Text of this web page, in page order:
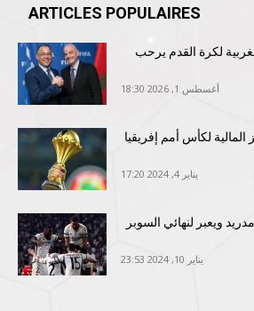
ARTICLES POPULAIRES
لكرة القدم يرحب
أغسطس 1, 2026 18:30
المالية لكأس أمم إفريقيا
يناير 4, 2024 17:20
ويعبر لنهائي السوبر
يناير 10, 2024 23:53